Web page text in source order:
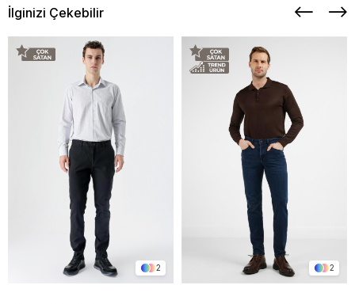
İlginizi Çekebilir
2 2